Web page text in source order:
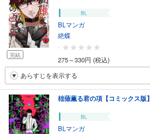
完結
BL
BLマンガ
絶蝶
-
275～330円 (税込)
あらすじを表示する
柮薙薫る君の項【コミックス版】
BL
BLマンガ